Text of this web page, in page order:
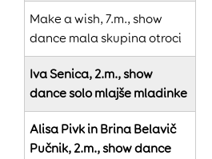
Make a wish, 7.m., show
dance mala skupina otroci
Iva Senica, 2.m., show
dance solo mlajše mladinke
Alisa Pivk in Brina Belavič
Pučnik, 2.m., show dance